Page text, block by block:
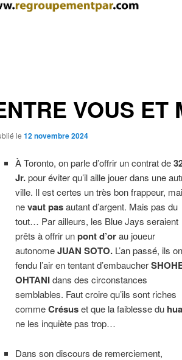
VOUS ET
le 12 novembre 2024
À Toronto, on parle d’offrir un contrat de
Jr.pour éviter qu’il aille jouer dans une
ville. Il est certes un très bon frappeur,
nevaut pasautant d’argent. Mais pas du
tout… Par ailleurs, les Blue Jays seraient
prêts à offrir unpont d’orau joueur
autonomeJUAN SOTO. L’an passé, ils
fendu l’air en tentant d’embaucher
OHTANIdans des circonstances
semblables. Faut croire qu’ils sont riches
commeCrésuset que la faiblesse du
ne les inquiète pas trop…
Dans son discours de remerciement,